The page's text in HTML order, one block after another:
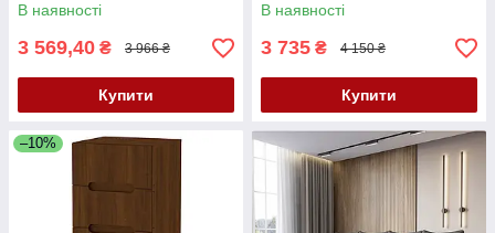
В наявності
3 569,40 ₴ 3 966 ₴
Купити
В наявності
3 735 ₴ 4 150 ₴
Купити
–10%